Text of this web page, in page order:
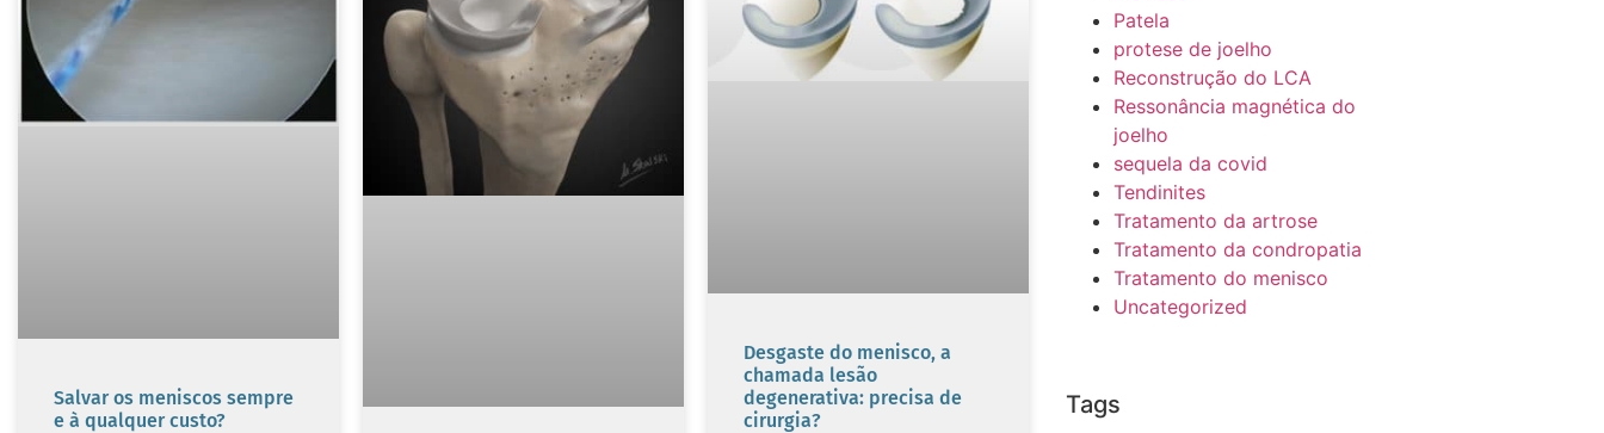
Salvar os meniscos sempre
e à qualquer custo?
Desgaste do menisco, a
chamada lesão
degenerativa: precisa de
cirurgia?
Patela
protese de joelho
Reconstrução do LCA
Ressonância magnética do
joelho
sequela da covid
Tendinites
Tratamento da artrose
Tratamento da condropatia
Tratamento do menisco
Uncategorized
Tags